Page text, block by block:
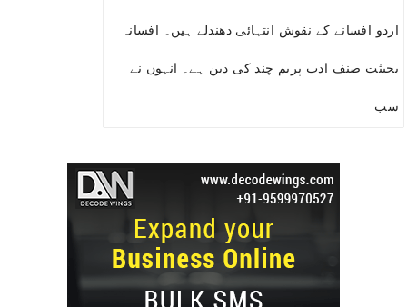
اردو افسانے کے نقوش انتہائی دھندلے ہیں۔ افسانہ
بحیثت صنف ادب پریم چند کی دین ہے۔ انہوں نے
سب